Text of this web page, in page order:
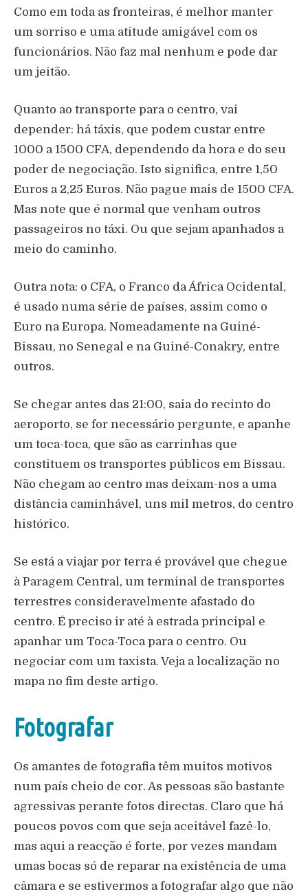
Como em toda as fronteiras, é melhor manter
um sorriso e uma atitude amigável com os
funcionários. Não faz mal nenhum e pode dar
um jeitão.
Quanto ao transporte para o centro, vai
depender: há táxis, que podem custar entre
1000 a 1500 CFA, dependendo da hora e do seu
poder de negociação. Isto significa, entre 1,50
Euros a 2,25 Euros. Não pague mais de 1500 CFA.
Mas note que é normal que venham outros
passageiros no táxi. Ou que sejam apanhados a
meio do caminho.
Outra nota: o CFA, o Franco da África Ocidental,
é usado numa série de países, assim como o
Euro na Europa. Nomeadamente na Guiné-
Bissau, no Senegal e na Guiné-Conakry, entre
outros.
Se chegar antes das 21:00, saia do recinto do
aeroporto, se for necessário pergunte, e apanhe
um toca-toca, que são as carrinhas que
constituem os transportes públicos em Bissau.
Não chegam ao centro mas deixam-nos a uma
distância caminhável, uns mil metros, do centro
histórico.
Se está a viajar por terra é provável que chegue
à Paragem Central, um terminal de transportes
terrestres consideravelmente afastado do
centro. É preciso ir até à estrada principal e
apanhar um Toca-Toca para o centro. Ou
negociar com um taxista. Veja a localização no
mapa no fim deste artigo.
Fotografar
Os amantes de fotografia têm muitos motivos
num país cheio de cor. As pessoas são bastante
agressivas perante fotos directas. Claro que há
poucos povos com que seja aceitável fazê-lo,
mas aqui a reacção é forte, por vezes mandam
umas bocas só de reparar na existência de uma
câmara e se estivermos a fotografar algo que não